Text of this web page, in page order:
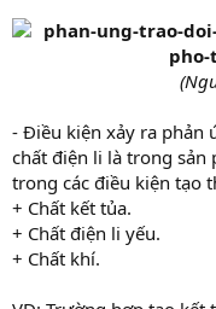
- Điều kiện xảy ra phản
chất điện li là trong
trong các điều kiện tạo
+ Chất kết tủa.
+ Chất điện li yếu.
+ Chất khí.